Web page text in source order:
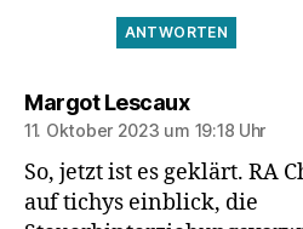
ANTWORTEN
Margot Lescauxsagt:
11. Oktober 2023 um 19:18 Uhr
So, jetzt ist es geklärt. RA
auf tichys einblick, die